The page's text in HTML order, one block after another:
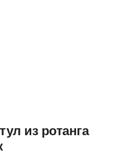
из ротанга